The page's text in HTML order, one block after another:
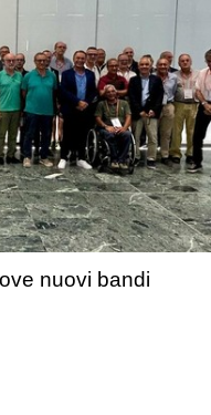
nuovi bandi